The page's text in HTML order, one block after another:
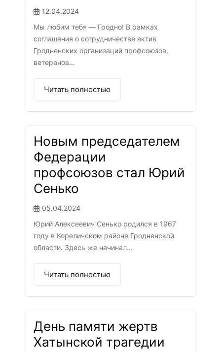
12.04.2024
Мы любим тебя — Гродно! В рамках
соглашения о сотрудничестве актив
Гродненских организаций профсоюзов,
ветеранов…
Читать полностью
Новым председателем
Федерации
профсоюзов стал Юрий
Сенько
05.04.2024
Юрий Алексеевич Сенько родился в 1967
году в Кореличском районе Гродненской
области. Здесь же начинал…
Читать полностью
День памяти жертв
Хатынской трагедии